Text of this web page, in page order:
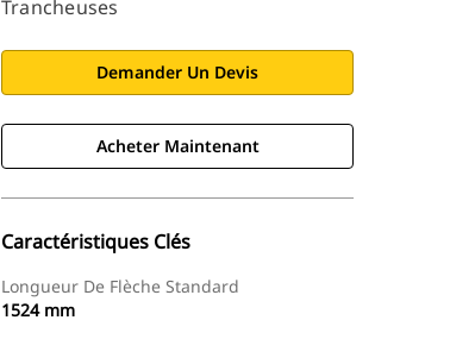
Trancheuses
Demander Un Devis
Acheter Maintenant
Caractéristiques Clés
Longueur De Flèche Standard
1524 mm